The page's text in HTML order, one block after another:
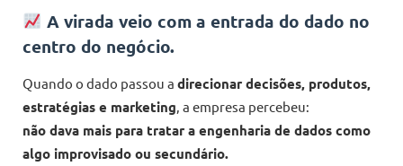
A virada veio com a entrada do dado no
centro do negócio.
Quando o dado passou a direcionar decisões, produtos,
estratégias e marketing, a empresa percebeu:
não dava mais para tratar a engenharia de dados como
algo improvisado ou secundário.